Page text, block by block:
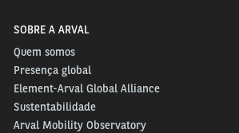
SOBRE A ARVAL
Quem somos
Presença global
Element-Arval Global Alliance
Sustentabilidade
Arval Mobility Observatory